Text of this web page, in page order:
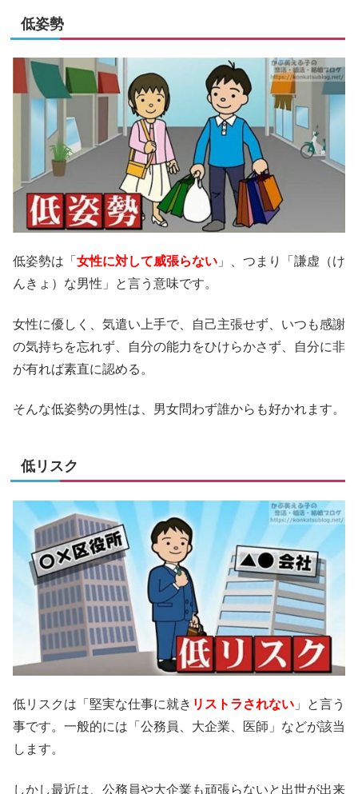
低姿勢
低姿勢は「 女性に対して威張らない 」、つまり「謙虚（け
んきょ）な男性」と言う意味です。
女性に優しく、気遣い上手で、自己主張せず、いつも感謝
の気持ちを忘れず、自分の能力をひけらかさず、自分に非
が有れば素直に認める。
そんな低姿勢の男性は、男女問わず誰からも好かれます。
低リスク
低リスクは「堅実な仕事に就き リストラされない 」と言う
事です。一般的には「公務員、大企業、医師」などが該当
します。
しかし最近は、公務員や大企業も頑張らないと出世が出来